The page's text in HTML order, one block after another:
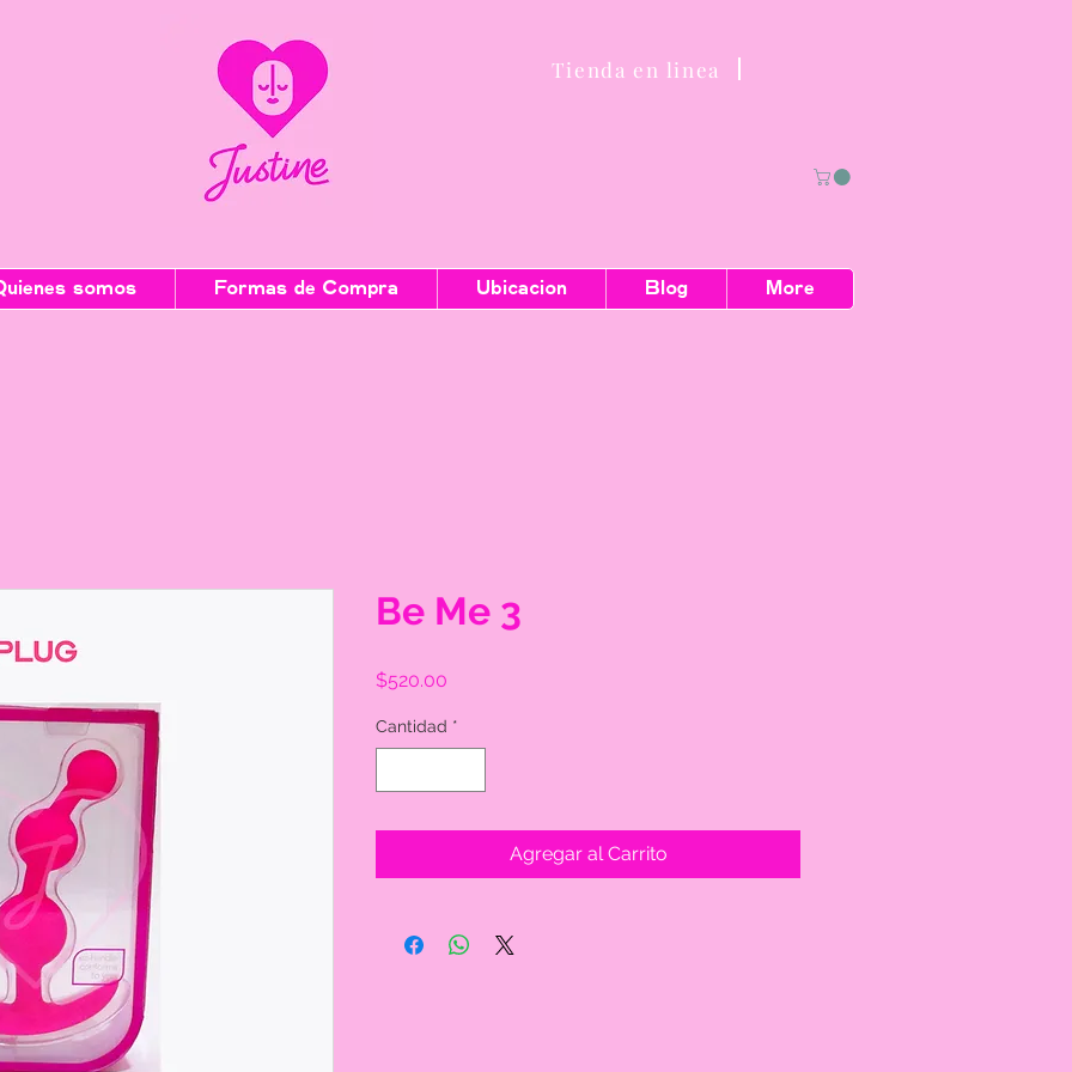
Tienda en linea
somos Formas de Compra Ubicacion Blog More
Be Me 3
$520.00
Cantidad *
Agregar al Carrito